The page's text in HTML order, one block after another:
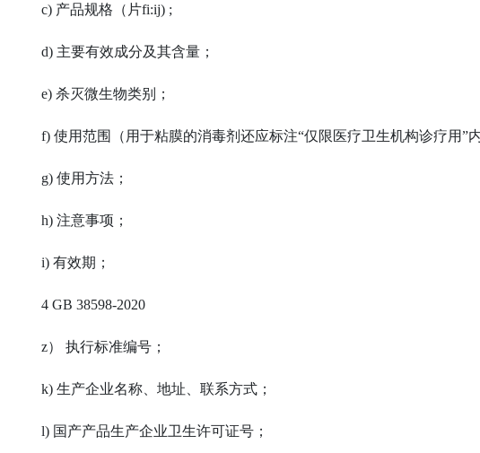
c) 产品规格（片fi:ij) ;
d) 主要有效成分及其含量；
e) 杀灭微生物类别；
f) 使用范围（用于粘膜的消毒剂还应标注“仅限医疗卫生机构诊疗用”
g) 使用方法；
h) 注意事项；
i) 有效期；
4 GB 38598-2020
z） 执行标准编号；
k) 生产企业名称、地址、联系方式；
l) 国产产品生产企业卫生许可证号；